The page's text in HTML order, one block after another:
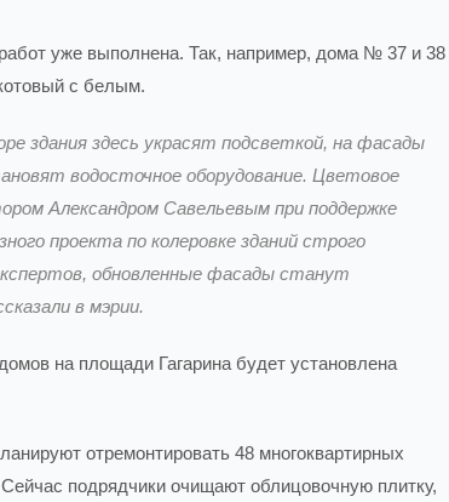
уже выполнена. Так, например, дома № 37 и 38
с белым.
здания здесь украсят подсветкой, на фасады
водосточное оборудование. Цветовое
Александром Савельевым при поддержке
проекта по колеровке зданий строго
обновленные фасады станут
в мэрии.
на площади Гагарина будет установлена
отремонтировать 48 многоквартирных
подрядчики очищают облицовочную плитку,